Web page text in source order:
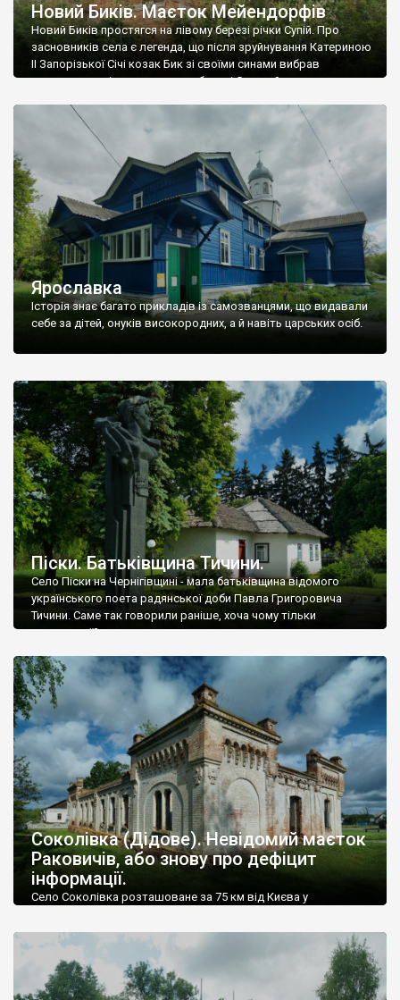
Новий Биків. Маєток Мейендорфів
Новий Биків простягся на лівому березі річки Супій. Про
засновників села є легенда, що після зруйнування Катериною
II Запорізької Січі козак Бик зі своїми синами вибрав
мальовниче місце на правому березі Супою й поселився там.
на лівий берег річки. Там, де жив старий Бик, утворилося […]
Ярославка
Історія знає багато прикладів із самозванцями, що видавали
себе за дітей, онуків високородних, а й навіть царських осіб.
Піски. Батьківщина Тичини.
Село Піски на Чернігівщині - мала батьківщина відомого
українського поета радянської доби Павла Григоровича
Тичини. Саме так говорили раніше, хоча чому тільки
радянської?
Соколівка (Дідове). Невідомий маєток
Раковичів, або знову про дефіцит
інформації.
Село Соколівка розташоване за 75 км від Києва у